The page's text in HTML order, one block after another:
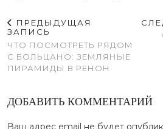
ПРЕДЫДУЩАЯ
ЗАПИСЬ
ЧТО ПОСМОТРЕТЬ РЯДОМ
С БОЛЬЦАНО: ЗЕМЛЯНЫЕ
ПИРАМИДЫ В РЕНОН
ДОБАВИТЬ КОММЕНТАРИЙ
Ваш адрес email не будет